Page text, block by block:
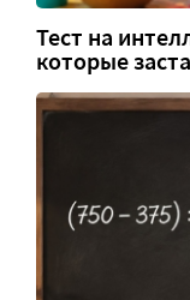
Тест на
которые